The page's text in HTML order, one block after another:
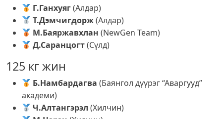
Г.Ганхуяг(Алдар)
Т.Дэмчигдорж(Алдар)
М.Баяржавхлан (NewGen Team)
Д.Саранцогт(Сүлд)
125 кг жин
Б.Намбардагва (Баянгол дүүрэг “Аваргууд”
академи)
Ч.Алтангэрэл (Хилчин)